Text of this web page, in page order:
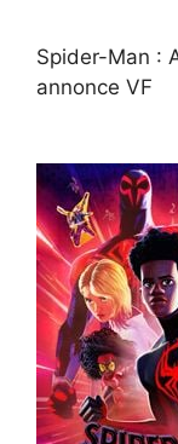
Spider-Man :
annonce VF